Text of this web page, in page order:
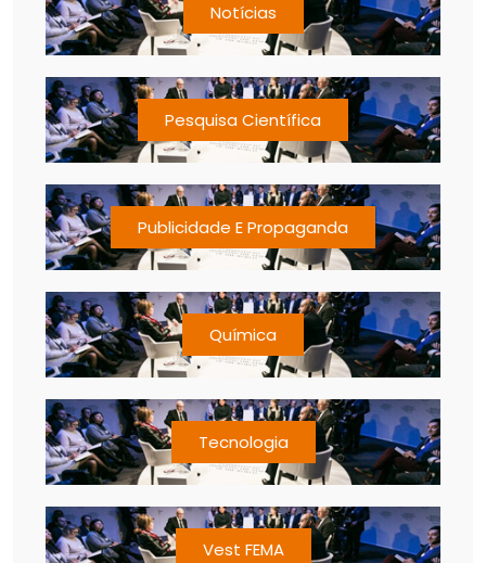
Notícias
Pesquisa Científica
Publicidade E Propaganda
Química
Tecnologia
Vest FEMA